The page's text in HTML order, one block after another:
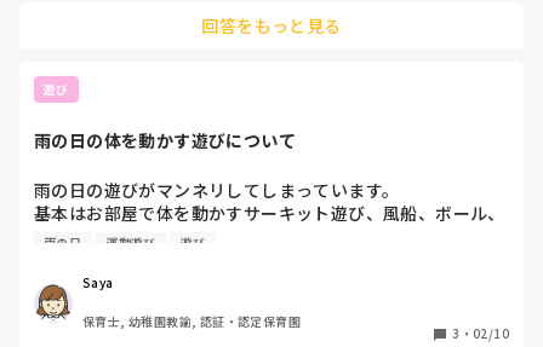
などはどうでしょうか？ 回答をもっと見る
遊び
雨の日の体を動かす遊びについて
雨の日の遊びがマンネリしてしまっています。
基本はお部屋で体を動かすサーキット遊び、風船、ボール、
ダンスをしていますが、ホール等広い部屋がないので思う存
みなさんは雨の日はどんな遊びをされていますか？
雨の日 運動遊び 遊び
Saya
保育士, 幼稚園教諭, 認証・認定保育園
3 ・ 02/10